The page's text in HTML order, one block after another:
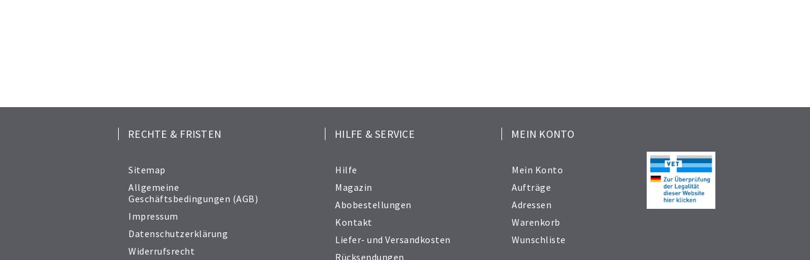
RECHTE & FRISTEN
Sitemap
Allgemeine
Geschäftsbedingungen (AGB)
Impressum
Datenschutzerklärung
Widerrufsrecht
HILFE & SERVICE
Hilfe
Magazin
Abobestellungen
Kontakt
Liefer- und Versandkosten
Rücksendungen
MEIN KONTO
Mein Konto
Aufträge
Adressen
Warenkorb
Wunschliste